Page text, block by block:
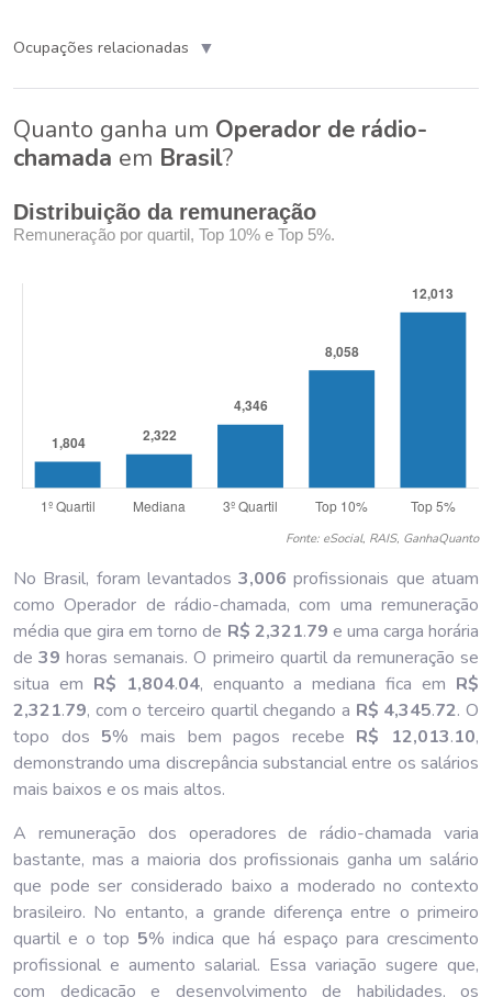
Ocupações relacionadas ▼
Quanto ganha um Operador de rádio-
chamada em Brasil?
Distribuição da remuneração
Remuneração por quartil, Top 10% e Top 5%.
Fonte: eSocial, RAIS, GanhaQuanto
No Brasil, foram levantados3,006 profissionais que atuam
como Operador de rádio-chamada, com uma remuneração
média que gira em torno de R$ 2,321.79 e uma carga horária
de39 horas semanais. O primeiro quartil da remuneração se
situa em R$ 1,804.04, enquanto a mediana fica em R$
2,321.79, com o terceiro quartil chegando a R$ 4,345.72. O
topo dos 5% mais bem pagos recebe R$ 12,013.10,
demonstrando uma discrepância substancial entre os salários
mais baixos e os mais altos.
A remuneração dos operadores de rádio-chamada varia
bastante, mas a maioria dos profissionais ganha um salário
que pode ser considerado baixo a moderado no contexto
brasileiro. No entanto, a grande diferença entre o primeiro
quartil e o top 5% indica que há espaço para crescimento
profissional e aumento salarial. Essa variação sugere que,
com dedicação e desenvolvimento de habilidades, os